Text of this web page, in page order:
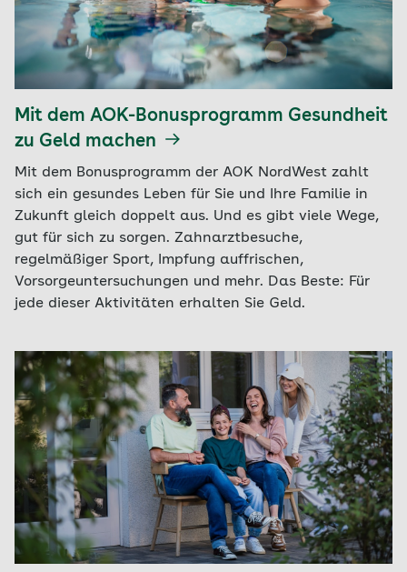
Mit dem AOK-Bonusprogramm Gesundheit
zu Geld machen
Mit dem Bonusprogramm der AOK NordWest zahlt
sich ein gesundes Leben für Sie und Ihre Familie in
Zukunft gleich doppelt aus. Und es gibt viele Wege,
gut für sich zu sorgen. Zahnarztbesuche,
regelmäßiger Sport, Impfung auffrischen,
Vorsorgeuntersuchungen und mehr. Das Beste: Für
jede dieser Aktivitäten erhalten Sie Geld.